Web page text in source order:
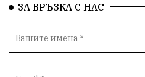
ЗА ВРЪЗКА С НАС